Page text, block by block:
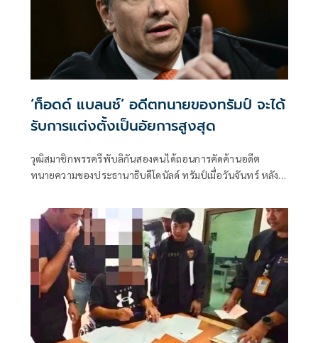
‘ท็อดด์ แบลนช์’ อดีตทนายของทรัมป์ จะได้
รับการแต่งตั้งเป็นอัยการสูงสุด
วุฒิสมาชิกพรรครีพับลิกันสองคนได้ถอนการคัดค้านอดีต
ทนายความของประธานาธิบดีโดนัลด์ ทรัมป์เมื่อวันจันทร์ หลัง
เถียง คณะกรรมการตุลาการวุฒิสภามีกำหนดลงคะแนนเสียง
เกี่ยวกับแบลนช์ในวันอังคารนี้ ตามด้วยการลงคะแนนเสียงโดย
วุฒิสภาทั้งหมดภายในสัปดาห์นี้